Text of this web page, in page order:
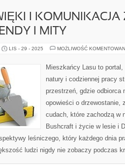
I KOMUNIKACJA
I MITY
LIS - 29 - 2025 MOŻLIWOŚĆ
Mieszkańcy Lasu to portal,
natury i codziennej pracy
przestrzeń, gdzie odbiorca
opowieści o drzewostanie,
cudach, które zachodzą w
Bushcraft i życie w lesie i
leśniczego, który każdego dnia
ludzi nigdy nie zobaczy podczas